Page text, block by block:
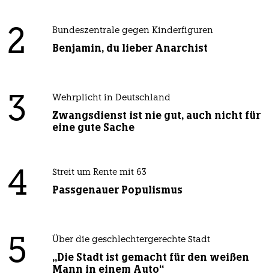
2 Bundeszentrale gegen Kinderfiguren
Benjamin, du lieber Anarchist
3 Wehrplicht in Deutschland
Zwangsdienst ist nie gut, auch nicht für
eine gute Sache
4 Streit um Rente mit 63
Passgenauer Populismus
5 Über die geschlechtergerechte Stadt
„Die Stadt ist gemacht für den weißen
Mann in einem Auto“